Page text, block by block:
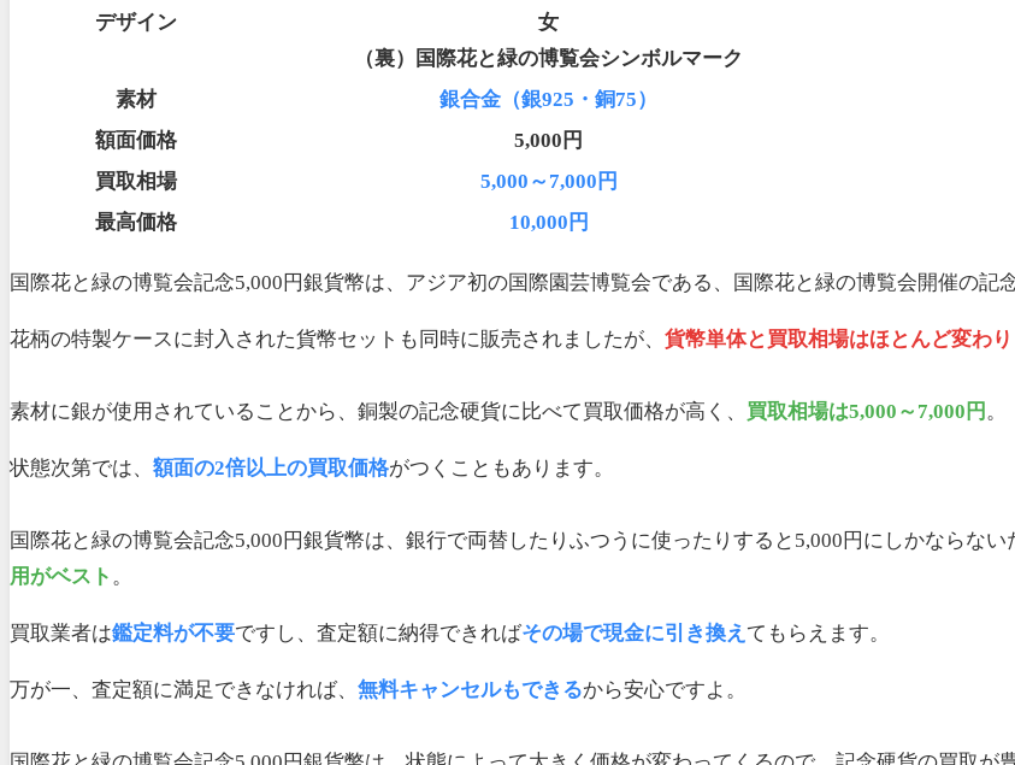
デザイン
女
（裏）国際花と緑の博覧会シンボルマーク
素材
銀合金（銀925・銅75）
額面価格
5,000円
買取相場
5,000～7,000円
最高価格
10,000円
国際花と緑の博覧会記念5,000円銀貨幣は、アジア初の国際園芸博覧会である、国際花と緑の博覧会開催の記
花柄の特製ケースに封入された貨幣セットも同時に販売されましたが、 貨幣単体と買取相場はほとんど変わ
素材に銀が使用されていることから、銅製の記念硬貨に比べて買取価格が高く、 買取相場は5,000～7,000円 。
状態次第では、 額面の2倍以上の買取価格がつくこともあります。
国際花と緑の博覧会記念5,000円銀貨幣は、銀行で両替したりふつうに使ったりすると5,000円にしかならない
用がベスト 。
買取業者は鑑定料が不要ですし、査定額に納得できればその場で現金に引き換え てもらえます。
万が一、査定額に満足できなければ、 無料キャンセルもできるから安心ですよ。